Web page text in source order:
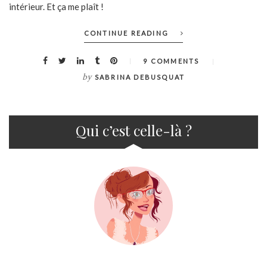
intérieur. Et ça me plaît !
CONTINUE READING
9 COMMENTS
by SABRINA DEBUSQUAT
Qui c’est celle-là ?